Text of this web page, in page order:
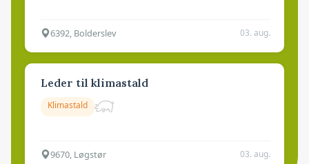
6392, Bolderslev 03. aug.
Leder til klimastald
Klimastald
9670, Løgstør 03. aug.